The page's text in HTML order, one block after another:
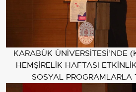
KARABÜK ÜNİVERSİTESİ’NDE
HEMŞİRELİK HAFTASI
SOSYAL